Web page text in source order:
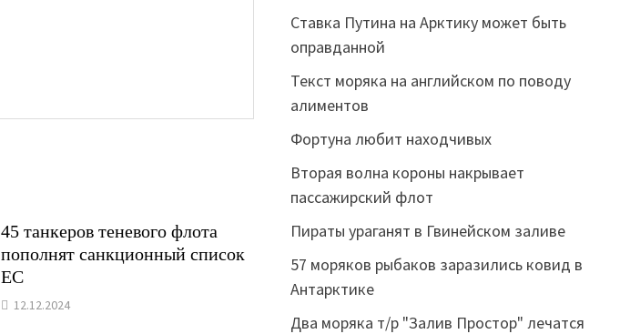
45 танкеров теневого флота
пополнят санкционный список
ЕС
12.12.2024
Ставка Путина на Арктику может быть
оправданной
Текст моряка на английском по поводу
алиментов
Фортуна любит находчивых
Вторая волна короны накрывает
пассажирский флот
Пираты ураганят в Гвинейском заливе
57 моряков рыбаков заразились ковид в
Антарктике
Два моряка т/р "Залив Простор" лечатся